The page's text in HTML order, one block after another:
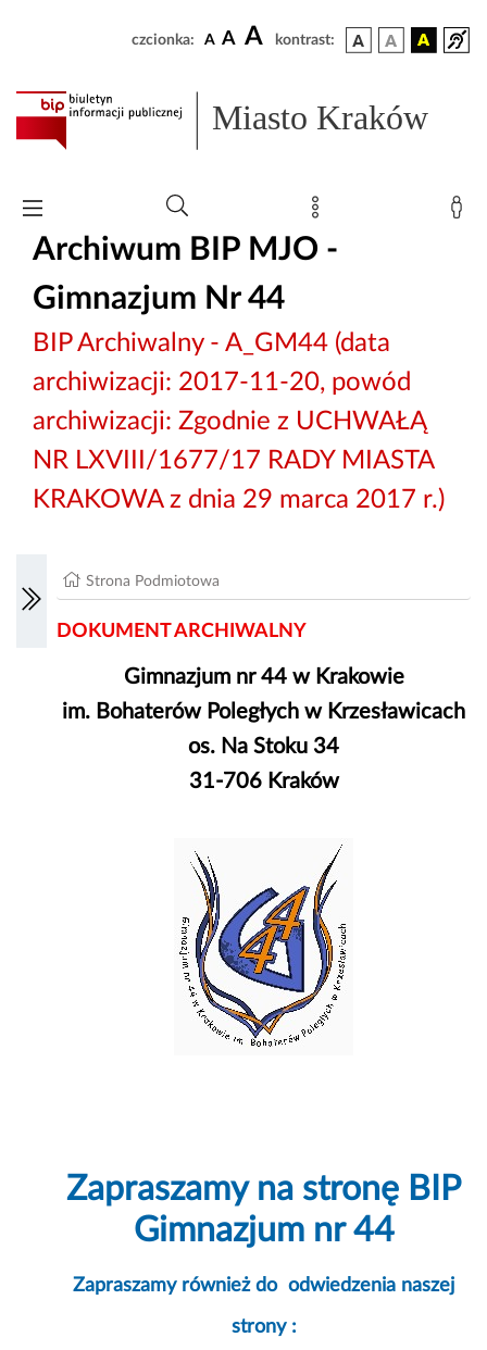
czcionka: A A A kontrast:
Miasto Kraków
Archiwum BIP MJO -
Gimnazjum Nr 44
BIP Archiwalny - A_GM44 (data
archiwizacji: 2017-11-20, powód
archiwizacji: Zgodnie z UCHWAŁĄ
NR LXVIII/1677/17 RADY MIASTA
KRAKOWA z dnia 29 marca 2017 r.)
Strona Podmiotowa
DOKUMENT ARCHIWALNY
Gimnazjum nr 44 w Krakowie
im. Bohaterów Poległych w Krzesławicach
os. Na Stoku 34
31-706 Kraków
Zapraszamy na stronę BIP
Gimnazjum nr 44
Zapraszamy również do odwiedzenia naszej
strony :